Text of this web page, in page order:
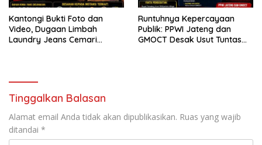
Kantongi Bukti Foto dan
Video, Dugaan Limbah
Laundry Jeans Cemari
Tegas
Runtuhnya Kepercayaan
Publik: PPWI Jateng dan
GMOCT Desak Usut Tuntas
Tinggalkan Balasan
Alamat email Anda tidak akan dipublikasikan. Ruas yang wajib
ditandai *